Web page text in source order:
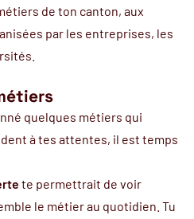
de ton canton, aux
par les entreprises, les
quelques métiers qui
à tes attentes, il est temps
te permettrait de voir
le métier au quotidien. Tu